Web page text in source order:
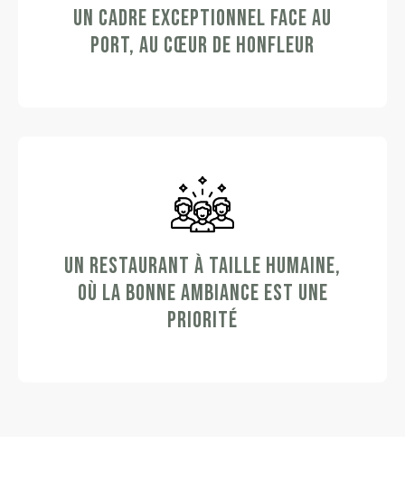
UN CADRE EXCEPTIONNEL FACE AU
PORT, AU CŒUR DE HONFLEUR
UN RESTAURANT À TAILLE HUMAINE,
OÙ LA BONNE AMBIANCE EST UNE
PRIORITÉ